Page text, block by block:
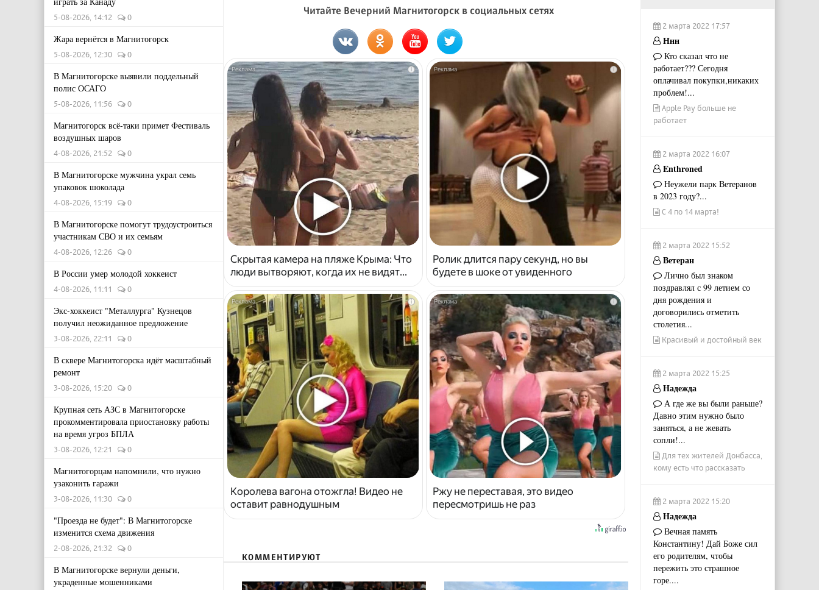
5-08-2026, 14:12 0
Жара вернётся в Магнитогорск
5-08-2026, 12:30 0
В Магнитогорске выявили поддельный
полис ОСАГО
5-08-2026, 11:56 0
Магнитогорск всё-таки примет Фестиваль
воздушных шаров
4-08-2026, 21:52 0
В Магнитогорске мужчина украл семь
упаковок шоколада
4-08-2026, 15:19 0
В Магнитогорске помогут трудоустроиться
участникам СВО и их семьям
4-08-2026, 12:26 0
В России умер молодой хоккеист
4-08-2026, 11:11 0
Экс-хоккеист "Металлурга" Кузнецов
получил неожиданное предложение
3-08-2026, 22:11 0
В сквере Магнитогорска идёт масштабный
ремонт
3-08-2026, 15:20 0
Крупная сеть АЗС в Магнитогорске
прокомментировала приостановку работы
на время угроз БПЛА
3-08-2026, 12:21 0
Магнитогорцам напомнили, что нужно
узаконить гаражи
3-08-2026, 11:30 0
"Проезда не будет": В Магнитогорске
изменится схема движения
2-08-2026, 21:32 0
В Магнитогорске вернули деньги,
украденные мошенниками
Читайте Вечерний Магнитогорск в социальных сетях
i
Скрытая камера на пляже Крыма: Что
люди вытворяют, когда их не видят...
i
Ролик длится пару секунд, но вы
будете в шоке от увиденного
i
Королева вагона отожгла! Видео не
оставит равнодушным
i
Ржу не переставая, это видео
пересмотришь не раз
КОММЕНТИРУЮТ
2 марта 2022 17:57
Ннн
Кто сказал что не
работает??? Сегодня
оплачивал покупки,никаких
проблем!...
Apple Pay больше не
работает
2 марта 2022 16:07
Enthroned
Неужели парк Ветеранов
в 2023 году?...
С 4 по 14 марта!
2 марта 2022 15:52
Ветеран
Лично был знаком
поздравлял с 99 летием со
дня рождения и
договорились отметить
столетия...
Красивый и достойный век
2 марта 2022 15:25
Надежда
А где же вы были раньше?
Давно этим нужно было
заняться, а не жевать
сопли!...
Для тех жителей Донбасса,
кому есть что рассказать
2 марта 2022 15:20
Надежда
Вечная память
Константину! Дай Боже сил
его родителям, чтобы
пережить это страшное
горе....